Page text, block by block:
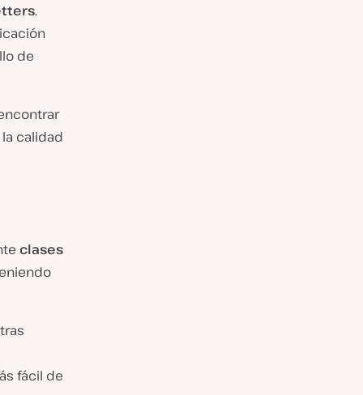
.
de
calidad
clases
fácil de